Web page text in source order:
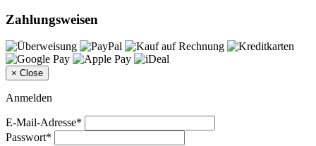
Zahlungsweisen
× Close
Anmelden
E-Mail-Adresse*
Passwort*